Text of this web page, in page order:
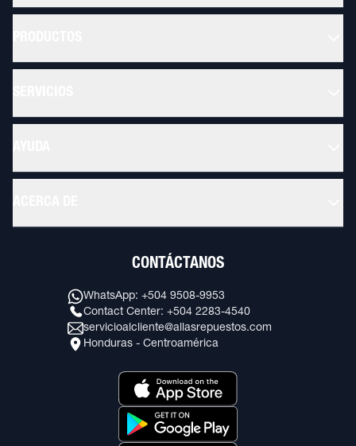
CONTÁCTANOS
WhatsApp: +504 9508-9953
Contact Center: +504 2283-4540
servicioalcliente@allasrepuestos.com
Honduras - Centroamérica